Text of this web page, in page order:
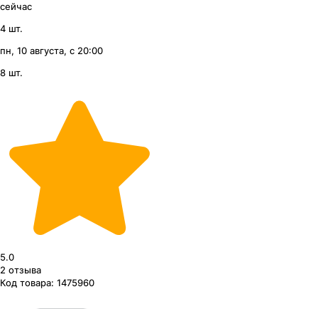
сейчас
4 шт.
пн, 10 августа, с 20:00
8 шт.
5.0
2 отзыва
Код товара: 1475960